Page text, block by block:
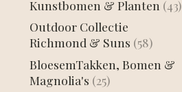
Kunstbomen & Planten (43)
Outdoor Collectie
Richmond & Suns (58)
BloesemTakken, Bomen &
Magnolia's (25)